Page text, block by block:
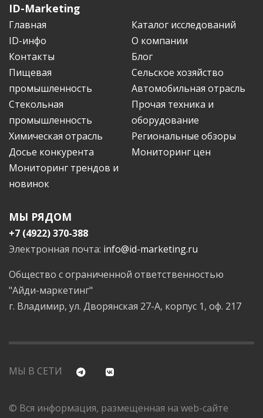
ID-Marketing
Главная
Каталог исследований
ID-инфо
О компании
Контакты
Блог
Пищевая
промышленность
Сельское хозяйство
Автомобильная отрасль
Стекольная
промышленность
Прочая техника и
оборудование
Химическая отрасль
Региональные обзоры
Досье конкурента
Мониторинг цен
Мониторинг трендов и
новинок
МЫ РЯДОМ
+7 (4922) 370-388
Электронная почта: info@id-marketing.ru
Общество с ограниченной ответственностью
"Айди-маркетинг"
г. Владимир, ул. Дворянская 27-А, корпус 1, оф. 217
МЫ В СЕТИ
© Вся информация, размещенная на web-сайте